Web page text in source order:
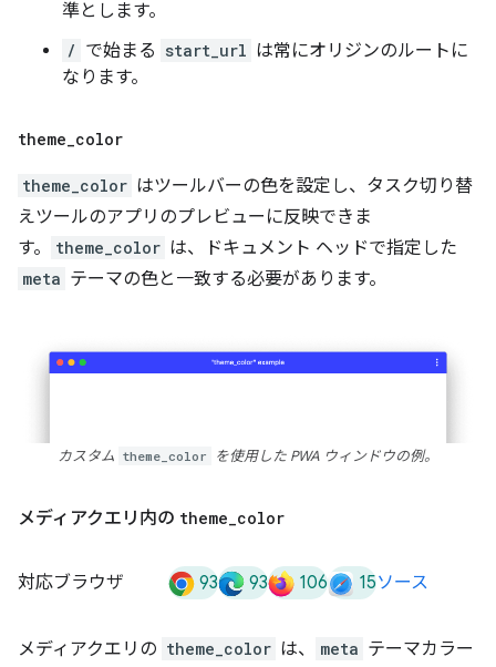
準とします。
/ で始まる start_url は常にオリジンのルートに
なります。
theme_color
theme_color はツールバーの色を設定し、タスク切り替
えツールのアプリのプレビューに反映できま
す。
theme_color は、ドキュメント ヘッドで指定した
meta テーマの色と一致する必要があります。
カスタム theme_color を使用した PWA ウィンドウの例。
メディアクエリ内の theme_color
対応ブラウザ 93 93 106 15ソース
メディアクエリの theme_color は、 meta テーマカラー